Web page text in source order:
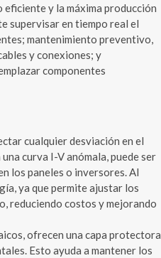
y la máxima producción
supervisar en tiempo real el
mantenimiento preventivo,
y conexiones; y
componentes
cualquier desviación en el
curva I-V anómala, puede ser
los paneles o inversores. Al
ya que permite ajustar los
reduciendo costos y mejorando
ofrecen una capa protectora
Esto ayuda a mantener los